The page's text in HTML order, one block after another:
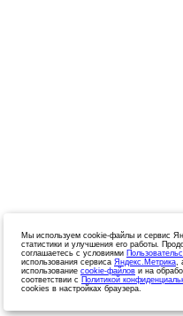
Мы используем cookie-файлы и сервис
статистики и улучшения его работы.
соглашаетесь с условиями
использования сервиса Яндекс.Метрика,
использование cookie-файлов и на
соответствии с Политикой
cookies в настройках браузера.